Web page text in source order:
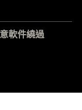
軟件繞過